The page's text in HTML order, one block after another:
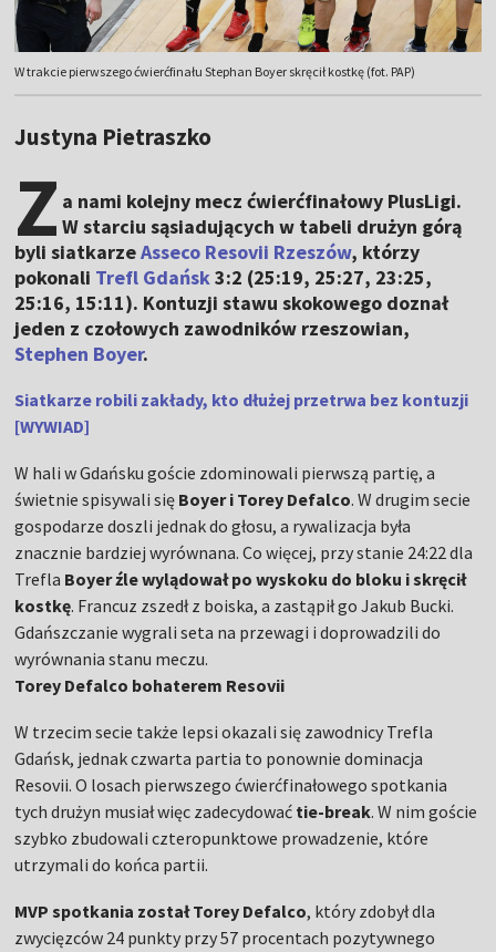
W trakcie pierwszego ćwierćfinału Stephan Boyer skręcił kostkę (fot. PAP)
Justyna Pietraszko
Z a nami kolejny mecz ćwierćfinałowy PlusLigi.
W starciu sąsiadujących w tabeli drużyn górą
byli siatkarzeAsseco Resovii Rzeszów, którzy
pokonali Trefl Gdańsk3:2 (25:19, 25:27, 23:25,
25:16, 15:11). Kontuzji stawu skokowego doznał
jeden z czołowych zawodników rzeszowian,
Stephen Boyer.
Siatkarze robili zakłady, kto dłużej przetrwa bez kontuzji
[WYWIAD]
W hali w Gdańsku goście zdominowali pierwszą partię, a
świetnie spisywali się Boyer i Torey Defalco. W drugim secie
gospodarze doszli jednak do głosu, a rywalizacja była
znacznie bardziej wyrównana. Co więcej, przy stanie 24:22 dla
Trefla Boyer źle wylądował po wyskoku do bloku i skręcił
kostkę. Francuz zszedł z boiska, a zastąpił go Jakub Bucki.
Gdańszczanie wygrali seta na przewagi i doprowadzili do
wyrównania stanu meczu.
Torey Defalco bohaterem Resovii
W trzecim secie także lepsi okazali się zawodnicy Trefla
Gdańsk, jednak czwarta partia to ponownie dominacja
Resovii. O losach pierwszego ćwierćfinałowego spotkania
tych drużyn musiał więc zadecydować tie-break. W nim goście
szybko zbudowali czteropunktowe prowadzenie, które
utrzymali do końca partii.
MVP spotkania został Torey Defalco, który zdobył dla
zwycięzców 24 punkty przy 57 procentach pozytywnego